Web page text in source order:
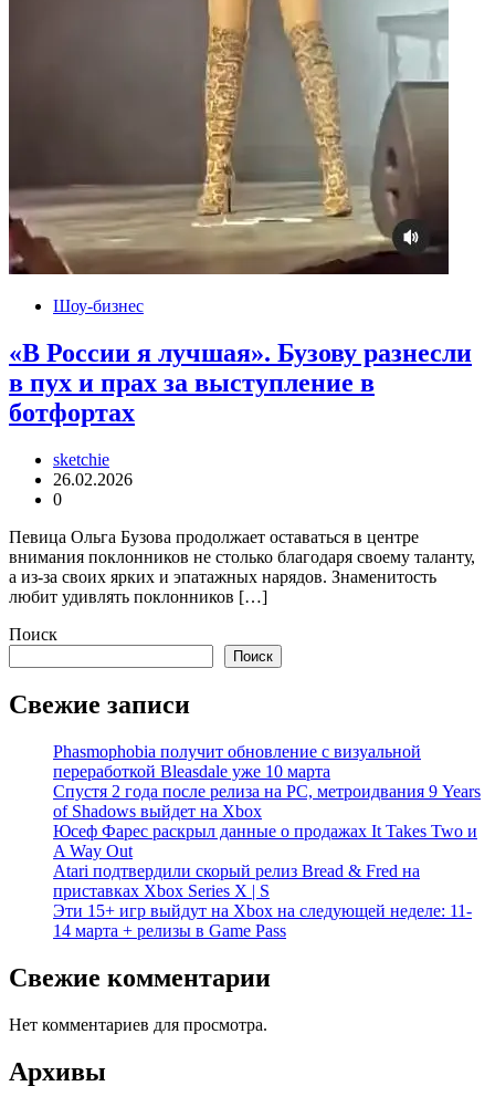
Шоу-бизнес
«В России я лучшая». Бузову разнесли
в пух и прах за выступление в
ботфортах
sketchie
26.02.2026
0
Певица Ольга Бузова продолжает оставаться в центре
внимания поклонников не столько благодаря своему таланту,
а из-за своих ярких и эпатажных нарядов. Знаменитость
любит удивлять поклонников […]
Поиск
Поиск
Свежие записи
Phasmophobia получит обновление с визуальной
переработкой Bleasdale уже 10 марта
Спустя 2 года после релиза на PC, метроидвания 9 Years
of Shadows выйдет на Xbox
Юсеф Фарес раскрыл данные о продажах It Takes Two и
A Way Out
Atari подтвердили скорый релиз Bread & Fred на
приставках Xbox Series X | S
Эти 15+ игр выйдут на Xbox на следующей неделе: 11-
14 марта + релизы в Game Pass
Свежие комментарии
Нет комментариев для просмотра.
Архивы